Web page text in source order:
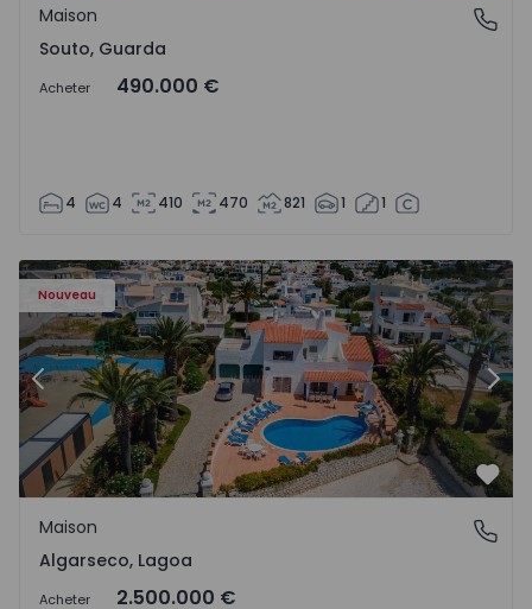
Souto, Guarda
Maison
Souto, Guarda
Acheter 490.000 €
4 4 410 470 821 1 1
Nouveau
Maison T6 Lagoa, Algarseco - 1523918 - 51
Précédent
Algarseco, Lagoa
Maison
Algarseco, Lagoa
Acheter 2.500.000 €